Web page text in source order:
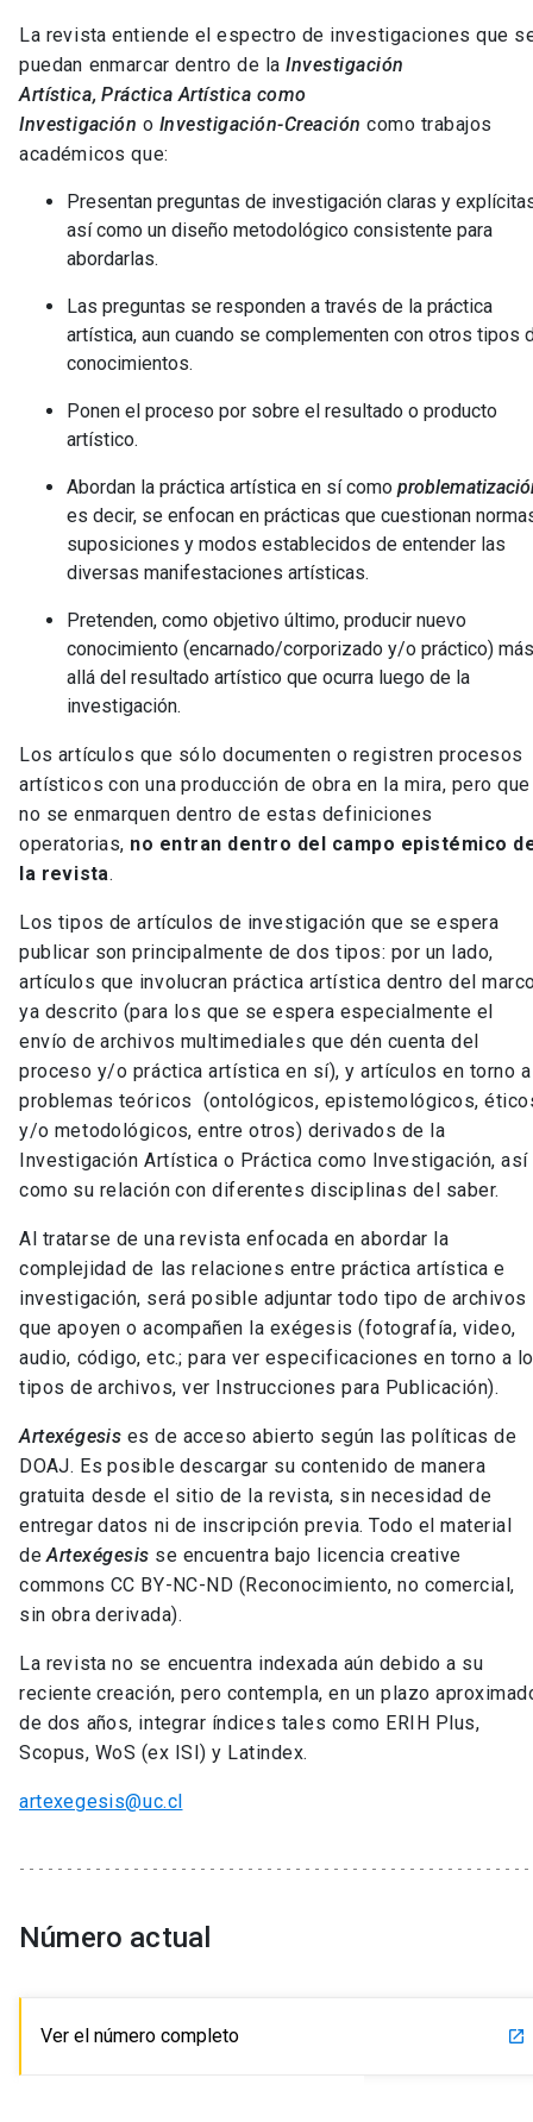
La revista entiende el espectro de investigaciones que
puedan enmarcar dentro de laInvestigación
Artística, Práctica Artística como
Investigación o Investigación-Creación como trabajos
académicos que:
Presentan preguntas de investigación claras y
así como un diseño metodológico consistente para
abordarlas.
Las preguntas se responden a través de la práctica
artística, aun cuando se complementen con otros tipos
conocimientos.
Ponen el proceso por sobre el resultado o producto
artístico.
Abordan la práctica artística en sí como
es decir, se enfocan en prácticas que cuestionan
suposiciones y modos establecidos de entender las
diversas manifestaciones artísticas.
Pretenden, como objetivo último, producir nuevo
conocimiento (encarnado/corporizado y/o práctico) más
allá del resultado artístico que ocurra luego de la
investigación.
Los artículos que sólo documenten o registren procesos
artísticos con una producción de obra en la mira, pero que
no se enmarquen dentro de estas definiciones
operatorias, no entran dentro del campo epistémico
la revista.
Los tipos de artículos de investigación que se espera
publicar son principalmente de dos tipos: por un lado,
artículos que involucran práctica artística dentro del
ya descrito (para los que se espera especialmente el
envío de archivos multimediales que dén cuenta del
proceso y/o práctica artística en sí), y artículos en torno a
problemas teóricos (ontológicos, epistemológicos,
y/o metodológicos, entre otros) derivados de la
Investigación Artística o Práctica como Investigación, así
como su relación con diferentes disciplinas del saber.
Al tratarse de una revista enfocada en abordar la
complejidad de las relaciones entre práctica artística e
investigación, será posible adjuntar todo tipo de archivos
que apoyen o acompañen la exégesis (fotografía, video,
audio, código, etc.; para ver especificaciones en torno a
tipos de archivos, ver Instrucciones para Publicación).
Artexégesis es de acceso abierto según las políticas de
DOAJ. Es posible descargar su contenido de manera
gratuita desde el sitio de la revista, sin necesidad de
entregar datos ni de inscripción previa. Todo el material
deArtexégesis se encuentra bajo licencia creative
commons CC BY-NC-ND (Reconocimiento, no comercial,
sin obra derivada).
La revista no se encuentra indexada aún debido a su
reciente creación, pero contempla, en un plazo
de dos años, integrar índices tales como ERIH Plus,
Scopus, WoS (ex ISI) y Latindex.
artexegesis@uc.cl
Número actual
Ver el número completo launch